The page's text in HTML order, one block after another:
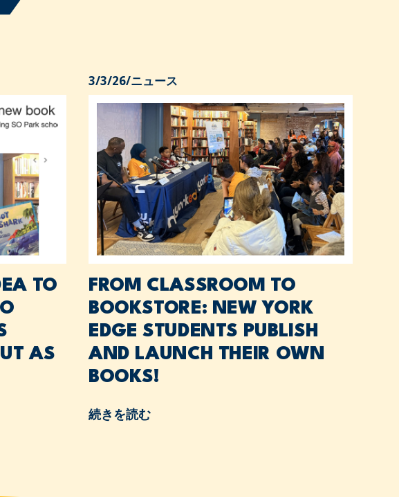
TO
AS
3/3/26/ニュース
FROM CLASSROOM TO
BOOKSTORE: NEW YORK
EDGE STUDENTS PUBLISH
AND LAUNCH THEIR OWN
BOOKS!
続きを読む